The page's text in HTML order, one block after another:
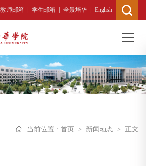
教师邮箱 | 学生邮箱 | 全景培华 | English
当前位置 : 首页 > 新闻动态 > 正文